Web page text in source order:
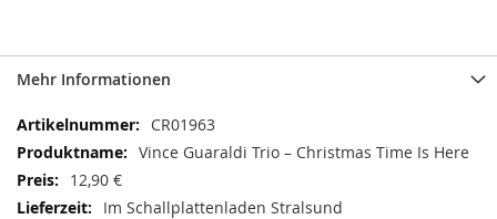
Mehr Informationen
Mehr
Informationen
CR01963
Vince Guaraldi Trio ‎– Christmas Time Is Here
12,90 €
Im Schallplattenladen Stralsund